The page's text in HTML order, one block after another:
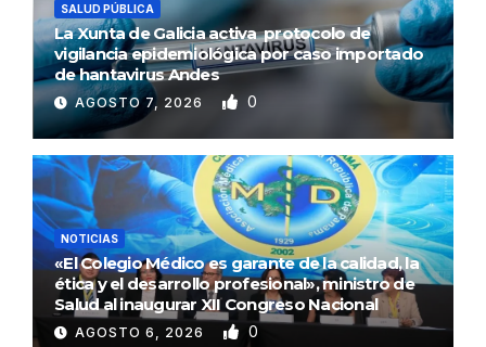
SALUD PÚBLICA
La Xunta de Galicia activa protocolo de
vigilancia epidemiológica por caso importado
de hantavirus Andes
AGOSTO 7, 2026 0
NOTICIAS
«El Colegio Médico es garante de la calidad, la
ética y el desarrollo profesional», ministro de
Salud al inaugurar XII Congreso Nacional
AGOSTO 6, 2026 0